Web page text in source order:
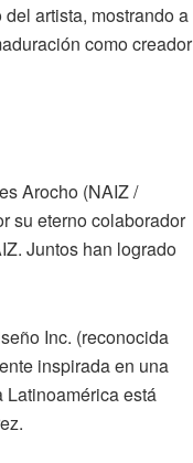
artista, mostrando a
como creador
Arocho (NAIZ /
su eterno colaborador
Juntos han logrado
Inc. (reconocida
inspirada en una
está